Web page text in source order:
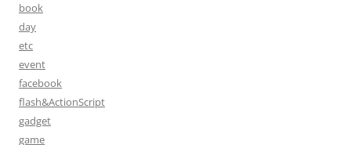
book
day
etc
event
facebook
flash&ActionScript
gadget
game